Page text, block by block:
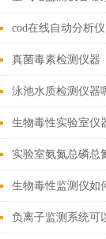
cod在线自动分析仪
真菌毒素检测仪器
泳池水质检测仪器
生物毒性实验室仪
生物毒性监测仪如
负离子监测系统可